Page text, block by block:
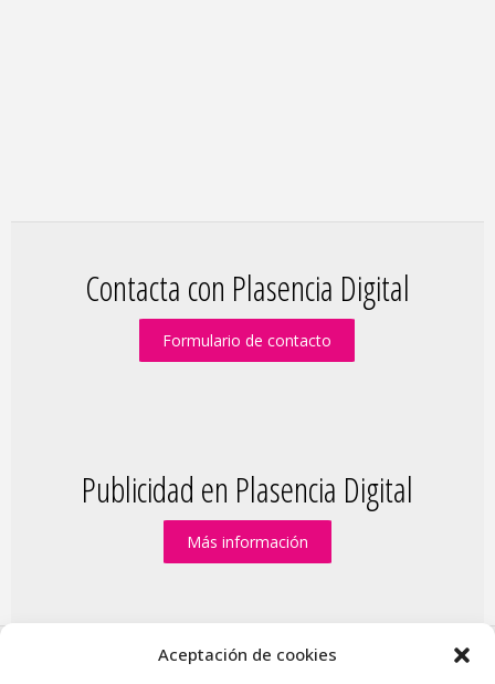
Aceptación de cookies
Contacta con Plasencia Digital
Formulario de contacto
Publicidad en Plasencia Digital
Más información